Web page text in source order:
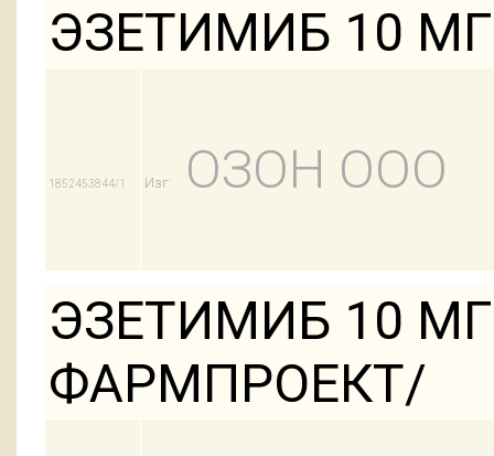
ЭЗЕТИМИБ 10
1852453844/1 Изг: ОЗОН ООО
ЭЗЕТИМИБ 10
ФАРМПРОЕКТ/